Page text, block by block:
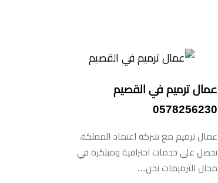
عمال ترميم في القصيم
0578256230
عمال ترميم مع شركة اعتماد المملكة،
تحصل على خدمات احترافية ومبتكرة في
مجال الترميمات نحن…